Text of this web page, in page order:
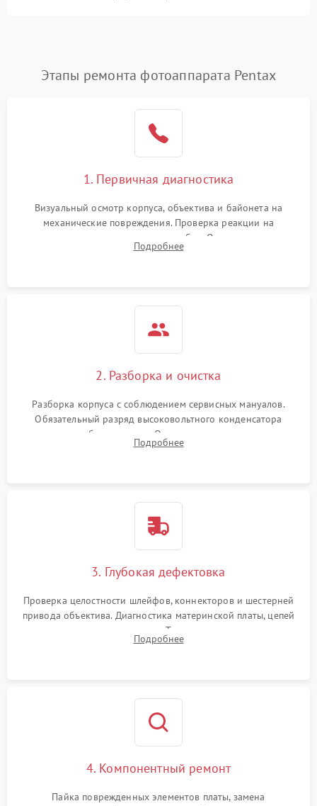
Этапы ремонта фотоаппарата Pentax
1. Первичная диагностика
Визуальный осмотр корпуса, объектива и байонета на
механические повреждения. Проверка реакции на
включение, считывание кодов ошибок. Оценка состояния
матрицы и затвора, проверка работы автофокуса и вспышки.
Подробнее
2. Разборка и очистка
Разборка корпуса с соблюдением сервисных мануалов.
Обязательный разряд высоковольтного конденсатора
вспышки для безопасности. Очистка внутренних узлов от
пыли, песка и следов влаги с помощью спецсредств.
Подробнее
3. Глубокая дефектовка
Проверка целостности шлейфов, коннекторов и шестерней
привода объектива. Диагностика материнской платы, цепей
питания и картоприемника. Тестирование механизма
затвора и блока внутрикамерной стабилизации.
Подробнее
4. Компонентный ремонт
Пайка поврежденных элементов платы, замена